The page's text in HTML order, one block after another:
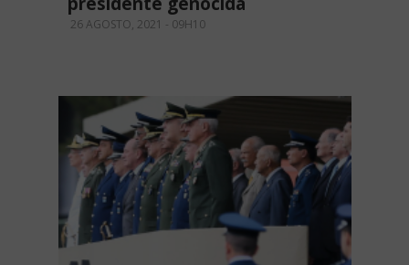
26 AGOSTO, 2021 - 09H10